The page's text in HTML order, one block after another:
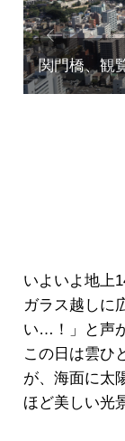
Prev
ious
いよいよ地上
ガラス越しに
い…！」と声
この日は雲ひ
が、海面に太
ほど美しい光